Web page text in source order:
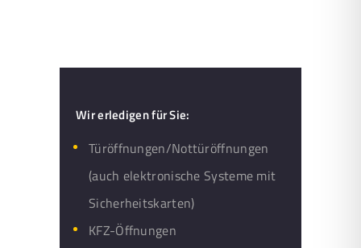
Wir erledigen für Sie:
Türöffnungen/Nottüröffnungen
(auch elektronische Systeme mit
Sicherheitskarten)
KFZ-Öffnungen